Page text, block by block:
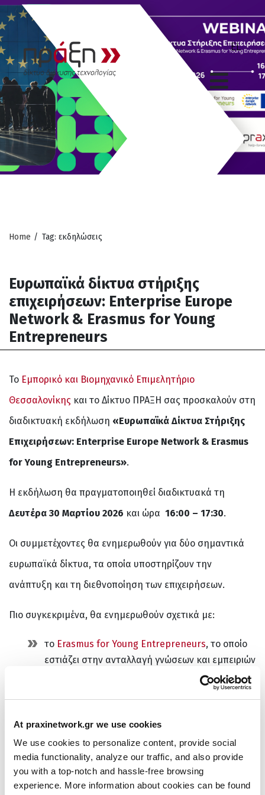
At praxinetwork.gr we use cookies
We use cookies to personalize content, provide social
media functionality, analyze our traffic, and also provide
you with a top-notch and hassle-free browsing
experience. More information about cookies can be found
Home / Tag: εκδηλώσεις
Ευρωπαϊκά δίκτυα στήριξης
επιχειρήσεων: Enterprise Europe
Network & Erasmus for Young
Entrepreneurs
Το Εμπορικό και Βιομηχανικό Επιμελητήριο
Θεσσαλονίκης και το Δίκτυο ΠΡΑΞΗ σας προσκαλούν στη
διαδικτυακή εκδήλωση «Ευρωπαϊκά Δίκτυα Στήριξης
Επιχειρήσεων: Enterprise Europe Network & Erasmus
for Young Entrepreneurs».
Η εκδήλωση θα πραγματοποιηθεί διαδικτυακά τη
Δευτέρα 30 Μαρτίου 2026 και ώρα 16:00 – 17:30.
Οι συμμετέχοντες θα ενημερωθούν για δύο σημαντικά
ευρωπαϊκά δίκτυα, τα οποία υποστηρίζουν την
ανάπτυξη και τη διεθνοποίηση των επιχειρήσεων.
Πιο συγκεκριμένα, θα ενημερωθούν σχετικά με:
το Erasmus for Young Entrepreneurs, το οποίο
εστιάζει στην ανταλλαγή γνώσεων και εμπειριών
μεταξύ επιχειρηματιών σε ευρωπαϊκό επίπεδο
τοEnterprise Europe Network, το οποίο βοηθά
να εισέλθουν σε νέες αγορές.
Μέσα από σύντομες παρουσιάσεις και διάλογο με τους